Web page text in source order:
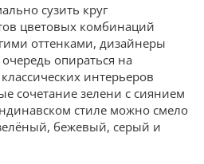
сузить круг
цветовых комбинаций
оттенками, дизайнеры
опираться на
интерьеров
сочетание зелени с сиянием
стиле можно смело
бежевый, серый и